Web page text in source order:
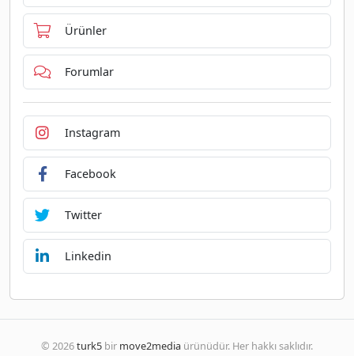
Ürünler
Forumlar
Instagram
Facebook
Twitter
Linkedin
© 2026turk5 bir move2media ürünüdür. Her hakkı saklıdır.